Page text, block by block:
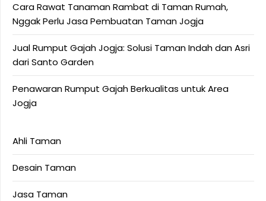
Cara Rawat Tanaman Rambat di Taman Rumah,
Nggak Perlu Jasa Pembuatan Taman Jogja
Jual Rumput Gajah Jogja: Solusi Taman Indah dan Asri
dari Santo Garden
Penawaran Rumput Gajah Berkualitas untuk Area
Jogja
Ahli Taman
Desain Taman
Jasa Taman